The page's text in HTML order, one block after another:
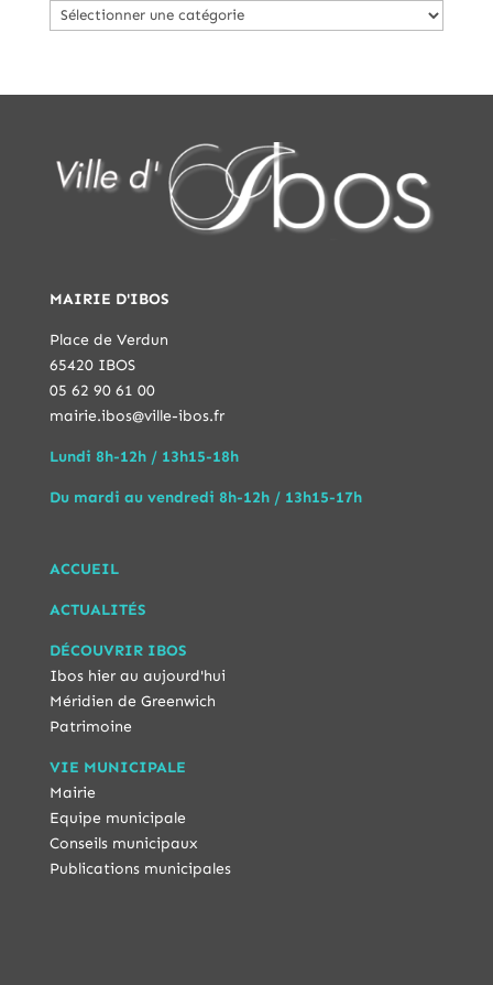
Catégories
MAIRIE D'IBOS
Place de Verdun
65420 IBOS
05 62 90 61 00
mairie.ibos@ville-ibos.fr
Lundi 8h-12h / 13h15-18h
Du mardi au vendredi 8h-12h / 13h15-17h
ACCUEIL
ACTUALITÉS
DÉCOUVRIR IBOS
Ibos hier au aujourd'hui
Méridien de Greenwich
Patrimoine
VIE MUNICIPALE
Mairie
Equipe municipale
Conseils municipaux
Publications municipales